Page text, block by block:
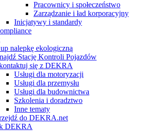
Pracownicy i społeczeństwo
Zarządzanie i ład korporacyjny
Inicjatywy i standardy
nalepkę ekologiczną
Stację Kontroli Pojazdów
się z DEKRA
Usługi dla motoryzacji
Usługi dla przemysłu
Usługi dla budownictwa
Szkolenia i doradztwo
Inne tematy
do DEKRA.net
DEKRA